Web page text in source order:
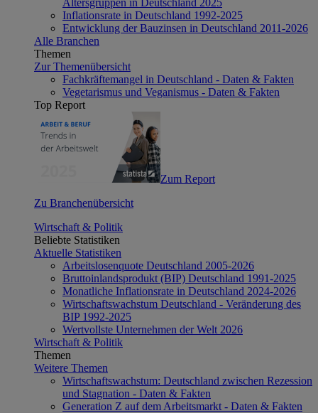
Inflationsrate in Deutschland 1992-2025
Entwicklung der Bauzinsen in Deutschland 2011-2026
Alle Branchen
Themen
Zur Themenübersicht
Fachkräftemangel in Deutschland - Daten & Fakten
Vegetarismus und Veganismus - Daten & Fakten
Top Report
Zum Report
Zu Branchenübersicht
Wirtschaft & Politik
Beliebte Statistiken
Aktuelle Statistiken
Arbeitslosenquote Deutschland 2005-2026
Bruttoinlandsprodukt (BIP) Deutschland 1991-2025
Monatliche Inflationsrate in Deutschland 2024-2026
Wirtschaftswachstum Deutschland - Veränderung des
BIP 1992-2025
Wertvollste Unternehmen der Welt 2026
Wirtschaft & Politik
Themen
Weitere Themen
Wirtschaftswachstum: Deutschland zwischen Rezession
und Stagnation - Daten & Fakten
Generation Z auf dem Arbeitsmarkt - Daten & Fakten